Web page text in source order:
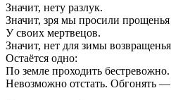
Значит, нету разлук.
Значит, зря мы просили прощенья
У своих мертвецов.
Значит, нет для зимы
Остаётся одно:
По земле проходить бестревожно.
Невозможно отстать. Обгонять